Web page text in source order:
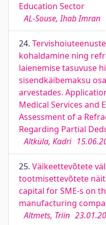
Education Sector
AL-Souse, Ihab Imran
24.
kohaldamine ning
laienemise tasuvuse
sisendkäibemaksu
arvestades.
Medical Services and
Assessment of a
Regarding Partial
Altküla, Kadri
25. Väikeettevõtete
tootmisettevõtete
capital for SME-s on
manufacturing
Altmets, Triin